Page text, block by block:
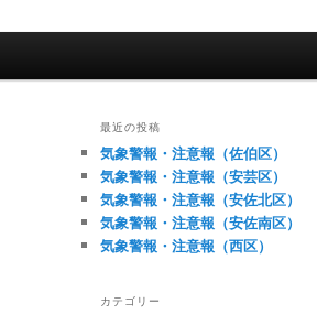
最近の投稿
気象警報・注意報（佐伯区）
気象警報・注意報（安芸区）
気象警報・注意報（安佐北区）
気象警報・注意報（安佐南区）
気象警報・注意報（西区）
カテゴリー